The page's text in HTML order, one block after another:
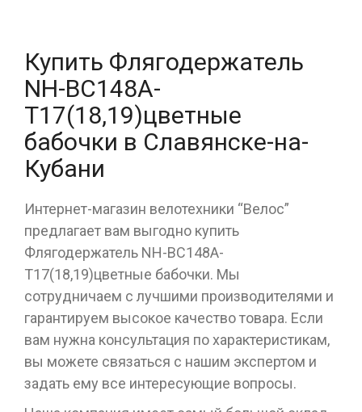
Купить Флягодержатель
NH-ВС148А-
Т17(18,19)цветные
бабочки в Славянске-на-
Кубани
Интернет-магазин велотехники “Велос”
предлагает вам выгодно купить
Флягодержатель NH-ВС148А-
Т17(18,19)цветные бабочки. Мы
сотрудничаем с лучшими производителями и
гарантируем высокое качество товара. Если
вам нужна консультация по характеристикам,
вы можете связаться с нашим экспертом и
задать ему все интересующие вопросы.